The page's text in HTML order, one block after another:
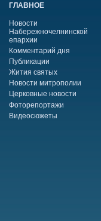
ГЛАВНОЕ
Новости
Набережночелнинской
епархии
Комментарий дня
Публикации
Жития святых
Новости митрополии
Церковные новости
Фоторепортажи
Видеосюжеты